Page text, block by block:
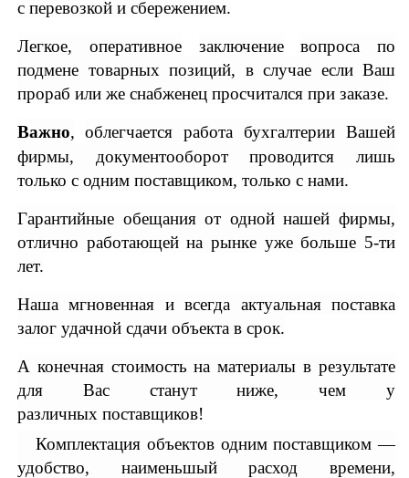
с перевозкой и сбережением.
Легкое, оперативное
заключение
вопроса по
подмене товарных позиций, в случае если Ваш
прораб или же снабженец просчитался при заказе.
Важно, облегчается работа бухгалтерии Вашей
фирмы, документооборот проводится лишь
только с одним поставщиком, только с нами.
Гарантийные обещания от одной нашей фирмы,
отлично работающей на рынке уже больше 5-ти
лет.
Наша мгновенная и всегда актуальная поставка
залог удачной сдачи объекта в срок.
А конечная стоимость на материалы в результате
для Вас станут ниже, чем у
различных поставщиков!
Комплектация объектов одним поставщиком ―
удобство, наименьшый расход времени,